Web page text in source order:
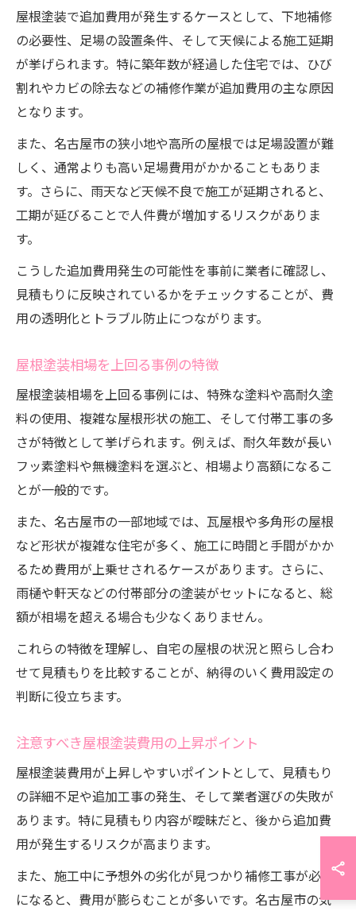
屋根塗装で追加費用が発生するケースとして、下地補修
の必要性、足場の設置条件、そして天候による施工延期
が挙げられます。特に築年数が経過した住宅では、ひび
割れやカビの除去などの補修作業が追加費用の主な原因
となります。
また、名古屋市の狭小地や高所の屋根では足場設置が難
しく、通常よりも高い足場費用がかかることもありま
す。さらに、雨天など天候不良で施工が延期されると、
工期が延びることで人件費が増加するリスクがありま
す。
こうした追加費用発生の可能性を事前に業者に確認し、
見積もりに反映されているかをチェックすることが、費
用の透明化とトラブル防止につながります。
屋根塗装相場を上回る事例の特徴
屋根塗装相場を上回る事例には、特殊な塗料や高耐久塗
料の使用、複雑な屋根形状の施工、そして付帯工事の多
さが特徴として挙げられます。例えば、耐久年数が長い
フッ素塗料や無機塗料を選ぶと、相場より高額になるこ
とが一般的です。
また、名古屋市の一部地域では、瓦屋根や多角形の屋根
など形状が複雑な住宅が多く、施工に時間と手間がかか
るため費用が上乗せされるケースがあります。さらに、
雨樋や軒天などの付帯部分の塗装がセットになると、総
額が相場を超える場合も少なくありません。
これらの特徴を理解し、自宅の屋根の状況と照らし合わ
せて見積もりを比較することが、納得のいく費用設定の
判断に役立ちます。
注意すべき屋根塗装費用の上昇ポイント
屋根塗装費用が上昇しやすいポイントとして、見積もり
の詳細不足や追加工事の発生、そして業者選びの失敗が
あります。特に見積もり内容が曖昧だと、後から追加費
用が発生するリスクが高まります。
また、施工中に予想外の劣化が見つかり補修工事が必要
になると、費用が膨らむことが多いです。名古屋市の気